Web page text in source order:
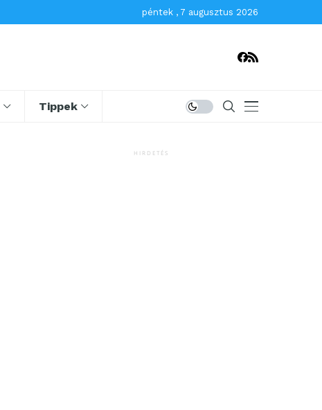
péntek , 7 augusztus 2026
Tippek
HIRDETÉS